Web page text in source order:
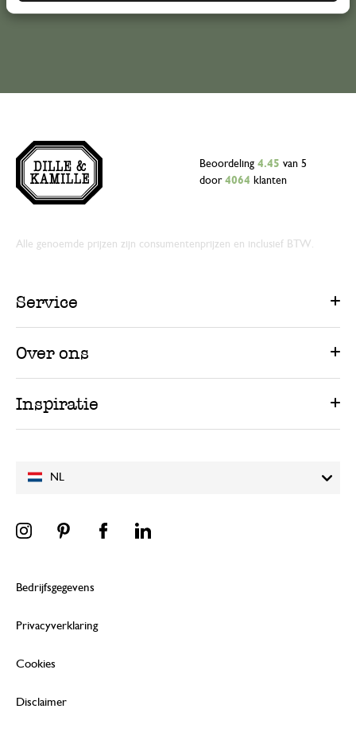
NL
Beoordeling 4.45 van 5
door 4064 klanten
Alle genoemde prijzen zijn consumentenprijzen en inclusief BTW.
Service
Over ons
Inspiratie
Bedrijfsgegevens
Privacyverklaring
Cookies
Disclaimer